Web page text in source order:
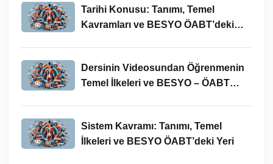
Tarihi Konusu: Tanımı, Temel
Kavramları ve BESYO ÖABT’deki
Dersinin Videosundan Öğrenmenin
Temel İlkeleri ve BESYO – ÖABT
Sistem Kavramı: Tanımı, Temel
İlkeleri ve BESYO ÖABT’deki Yeri